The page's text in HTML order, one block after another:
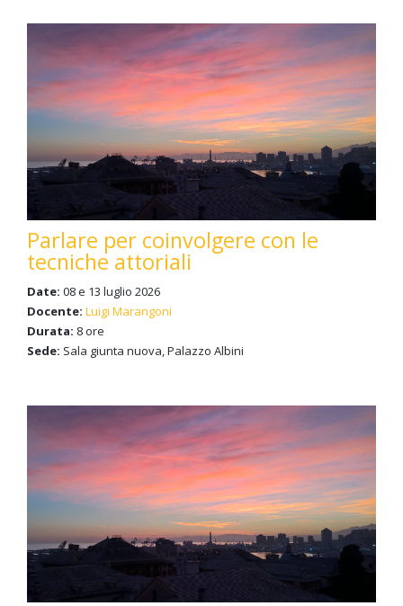
Parlare per coinvolgere con le
tecniche attoriali
Date: 08 e 13 luglio 2026
Docente: Luigi Marangoni
Durata: 8 ore
Sede: Sala giunta nuova, Palazzo Albini